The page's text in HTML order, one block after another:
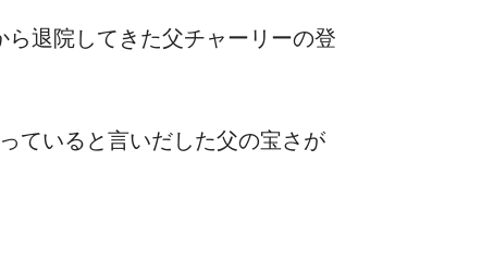
退院してきた父チャーリーの登
ていると言いだした父の宝さが